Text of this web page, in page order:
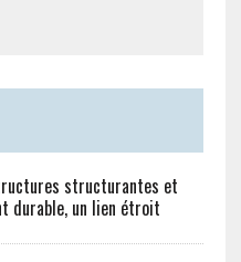
structurantes et
durable, un lien étroit